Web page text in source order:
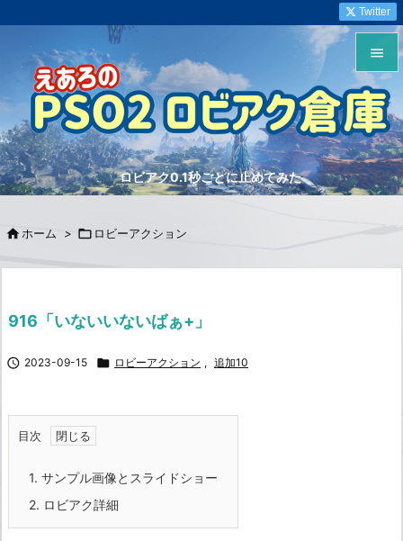
ロビアク0.1秒ごとに止めてみた


メニュ

サイド


Twitter
 ホーム >  ロビーアクション
916「いないいないばぁ+」
 2023-09-15  ロビーアクション , 追加10
目次
1. サンプル画像とスライドショー
2. ロビアク詳細